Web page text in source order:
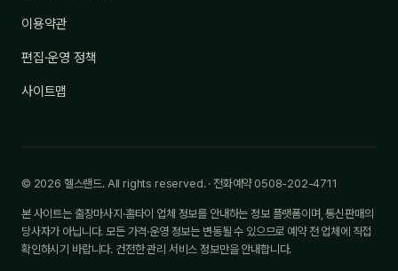
이용약관
편집·운영 정책
사이트맵
© 2026 헬스랜드. All rights reserved. · 전화예약 0508-202-4711
본 사이트는 출장마사지·홈타이 업체 정보를 안내하는 정보 플랫폼이며, 통신판매의
당사자가 아닙니다. 모든 가격·운영 정보는 변동될 수 있으므로 예약 전 업체에 직접
확인하시기 바랍니다. 건전한 관리 서비스 정보만을 안내합니다.